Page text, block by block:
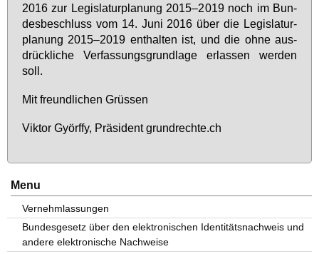
2016 zur Le­gis­la­tur­pla­nung 2015–2019 noch im Bun­
des­be­schluss vom 14. Ju­ni 2016 über die Le­gis­la­tur­
pla­nung 2015–2019 ent­hal­ten ist, und die oh­ne aus­
drück­li­che Ver­fas­sungs­grund­la­ge er­las­sen wer­den
soll.
Mit freund­li­chen Grüs­sen
Vik­tor Györf­fy, Prä­si­dent grund­rech­te.ch
Menu
Vernehmlassungen
Bundesgesetz über den elektronischen Identitätsnachweis und
andere elektronische Nachweise